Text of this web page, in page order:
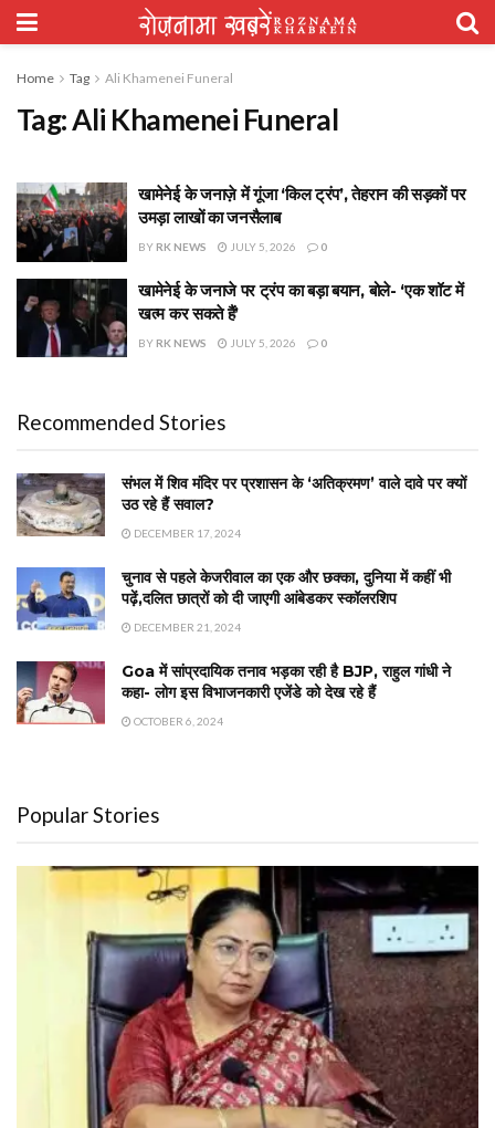
Home Tag Ali Khamenei Funeral
Tag:Ali Khamenei Funeral
खामेनेई के जनाज़े में गूंजा ‘किल ट्रंप’, तेहरान की सड़कों पर
उमड़ा लाखों का जनसैलाब
BY RK NEWS JULY 5, 2026 0
खामेनेई के जनाजे पर ट्रंप का बड़ा बयान, बोले- ‘एक शॉट में
खत्म कर सकते हैं’
BY RK NEWS JULY 5, 2026 0
Recommended Stories
संभल में शिव मंदिर पर प्रशासन के ‘अतिक्रमण’ वाले दावे पर क्यों
उठ रहे हैं सवाल?
DECEMBER 17, 2024
चुनाव से पहले केजरीवाल का एक और छक्का, दुनिया में कहीं भी
पढ़ें,दलित छात्रों को दी जाएगी आंबेडकर स्कॉलरशिप
DECEMBER 21, 2024
Goa में सांप्रदायिक तनाव भड़का रही है BJP, राहुल गांधी ने
कहा- लोग इस विभाजनकारी एजेंडे को देख रहे हैं
OCTOBER 6, 2024
Popular Stories